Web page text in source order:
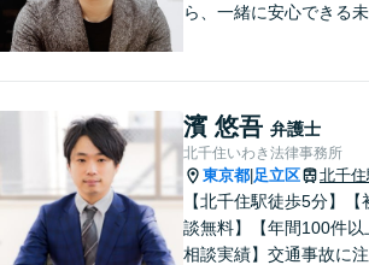
ら、一緒に安心できる未
士」を目指しています。
や夜間相談も柔軟に対応
津駅9分】
濱 悠吾 弁護士
北千住いわき法律事務所
東京都 足立区 北千住
【北千住駅徒歩5分】【
談無料】【年間100件以
相談実績】交通事故に注